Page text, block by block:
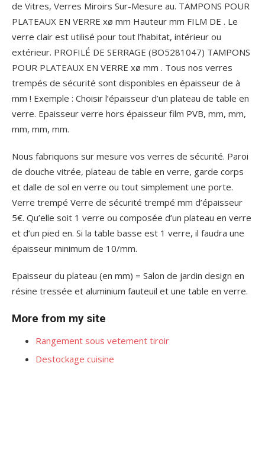
de Vitres, Verres Miroirs Sur-Mesure au. TAMPONS POUR
PLATEAUX EN VERRE xø mm Hauteur mm FILM DE . Le
verre clair est utilisé pour tout l’habitat, intérieur ou
extérieur. PROFILÉ DE SERRAGE (BO5281047) TAMPONS
POUR PLATEAUX EN VERRE xø mm . Tous nos verres
trempés de sécurité sont disponibles en épaisseur de à
mm ! Exemple : Choisir l’épaisseur d’un plateau de table en
verre. Epaisseur verre hors épaisseur film PVB, mm, mm,
mm, mm, mm.
Nous fabriquons sur mesure vos verres de sécurité. Paroi
de douche vitrée, plateau de table en verre, garde corps
et dalle de sol en verre ou tout simplement une porte.
Verre trempé Verre de sécurité trempé mm d’épaisseur
5€. Qu’elle soit 1 verre ou composée d’un plateau en verre
et d’un pied en. Si la table basse est 1 verre, il faudra une
épaisseur minimum de 10/mm.
Epaisseur du plateau (en mm) = Salon de jardin design en
résine tressée et aluminium fauteuil et une table en verre.
More from my site
Rangement sous vetement tiroir
Destockage cuisine